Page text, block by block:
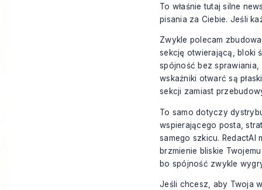
To właśnie tutaj silne
pisania za Ciebie. Jeśli
Zwykle polecam
sekcję otwierającą, bloki
spójność bez sprawiania,
wskaźniki otwarć są
sekcji zamiast
To samo dotyczy
wspierającego posta,
samego szkicu.
brzmienie bliskie
bo spójność zwykle
Jeśli chcesz, aby Twoja